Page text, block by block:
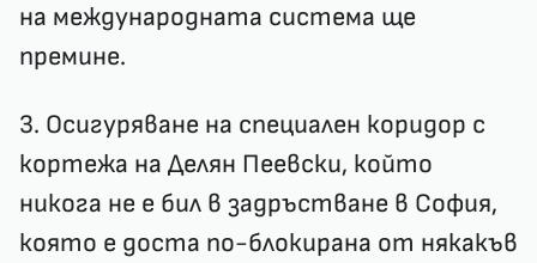
на международната система ще
премине.
3. Осигуряване на специален коридор с
кортежа на Делян Пеевски, който
никога не е бил в задръстване в София,
която е доста по-блокирана от някакъв